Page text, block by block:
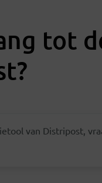
tot
van Distripost,